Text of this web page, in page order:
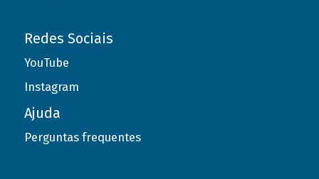
Redes Sociais
YouTube
Instagram
Ajuda
Perguntas frequentes